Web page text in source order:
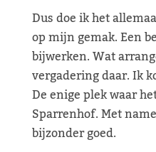
Dus doe ik het
op mijn gemak. Een
bijwerken. Wat
vergadering daar. Ik
De enige plek waar
Sparrenhof. Met
bijzonder goed.